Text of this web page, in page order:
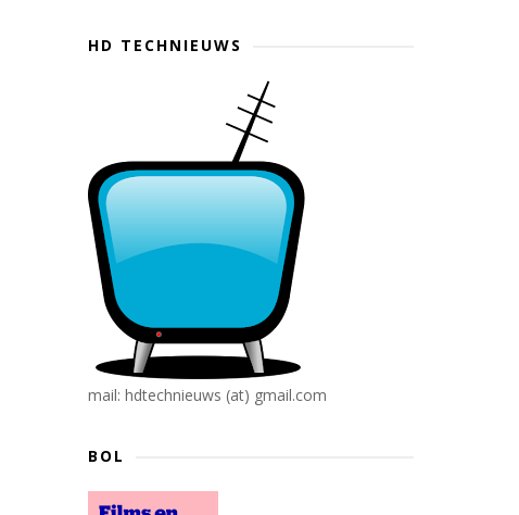
HD TECHNIEUWS
mail: hdtechnieuws (at) gmail.com
BOL